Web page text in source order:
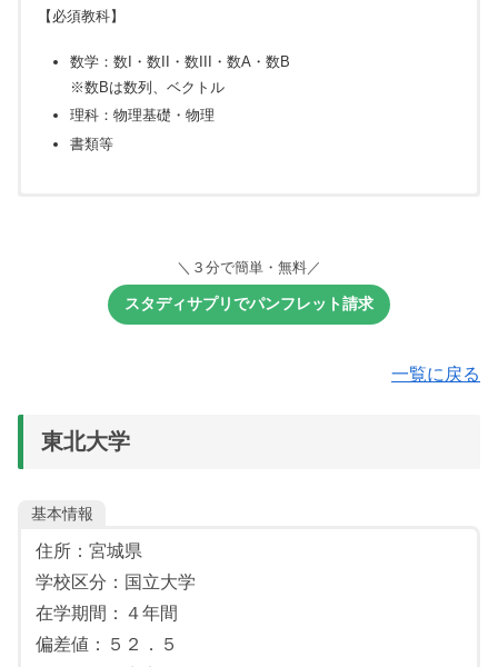
【必須教科】
数学：数I・数II・数III・数A・数B
※数Bは数列、ベクトル
理科：物理基礎・物理
書類等
高等学校若しくは中等教育学校を卒業又は卒業見込みの者
調査書の全体の評定平均値が3.5以上の者で，「数学Ⅰ〜
Ⅲ」又は「理数数学Ⅰ〜Ⅱ」の科目を履修した者
地歴：世Ａ，世Ｂ，日Ａ，日Ｂ，地理Ａ，地理Ｂ
公民：現社，倫，政経，倫政経
数学：Ⅰ・A
理科（２科目選択）：物理、化学、生物
外国語（１科目選択）：英語、独、仏、中、韓
※英語はリスニングを含む。
【必須教科】
＼３分で簡単・無料／
スタディサプリでパンフレット請求
一覧に戻る
東北大学
基本情報
住所：宮城県
学校区分：国立大学
在学期間：４年間
偏差値：５２．５